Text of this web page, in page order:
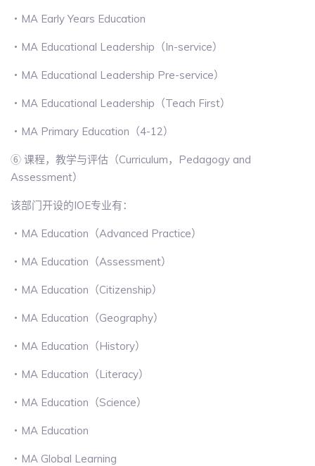
・MA Early Years Education
・MA Educational Leadership（In-service）
・MA Educational Leadership Pre-service）
・MA Educational Leadership（Teach First）
・MA Primary Education（4-12）
⑥ 课程，教学与评估（Curriculum，Pedagogy and
Assessment）
该部门开设的IOE专业有：
・MA Education（Advanced Practice）
・MA Education（Assessment）
・MA Education（Citizenship）
・MA Education（Geography）
・MA Education（History）
・MA Education（Literacy）
・MA Education（Science）
・MA Education
・MA Global Learning